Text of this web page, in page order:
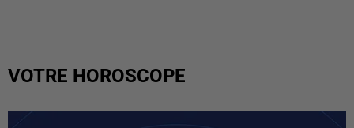
VOTRE HOROSCOPE